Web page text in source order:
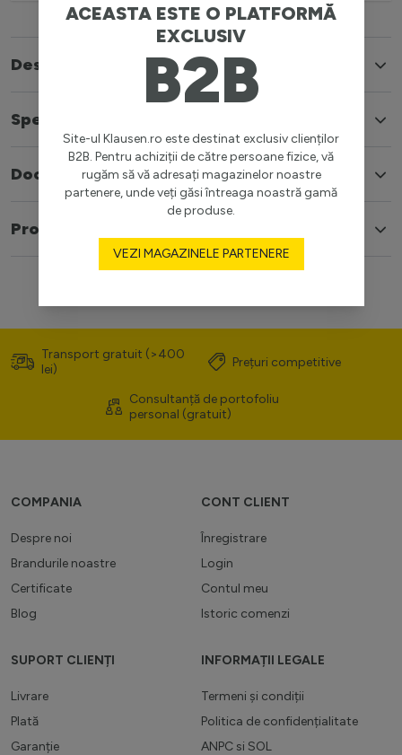
Descriere
Specificatii
Documente
Produse similare
ACEASTA ESTE O PLATFORMĂ
EXCLUSIV
B2B
Site-ul Klausen.ro este destinat exclusiv clienților
B2B. Pentru achiziții de către persoane fizice, vă
rugăm să vă adresați magazinelor noastre
partenere, unde veți găsi întreaga noastră gamă
de produse.
VEZI MAGAZINELE PARTENERE
Transport gratuit (>400
lei)
Prețuri competitive
Consultanță de portofoliu
personal (gratuit)
COMPANIA
Despre noi
Brandurile noastre
Certificate
Blog
CONT CLIENT
Înregistrare
Login
Contul meu
Istoric comenzi
SUPORT CLIENȚI
Livrare
Plată
Garanție
INFORMAȚII LEGALE
Termeni și condiții
Politica de confidențialitate
ANPC si SOL